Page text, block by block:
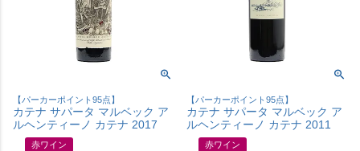
【パーカーポイント95点】
カテナ サパータ マルベック ア
ルヘンティーノ カテナ 2017
赤ワイン
【パーカーポイント95点】
カテナ サパータ マルベック ア
ルヘンティーノ カテナ 2011
赤ワイン